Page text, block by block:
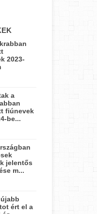
2023-
a
fiúnevek
be...
jelentős
m...
ért el a